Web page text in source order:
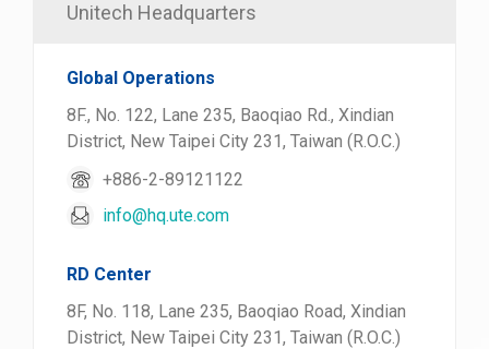
Unitech Headquarters
Global Operations
8F., No. 122, Lane 235, Baoqiao Rd., Xindian
District, New Taipei City 231, Taiwan (R.O.C.)
+886-2-89121122
info@hq.ute.com
RD Center
8F, No. 118, Lane 235, Baoqiao Road, Xindian
District, New Taipei City 231, Taiwan (R.O.C.)